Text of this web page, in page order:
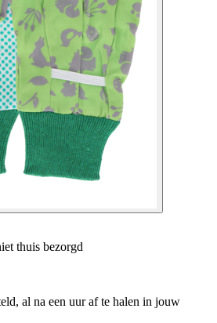
thuis bezorgd
al na een uur af te halen in jouw